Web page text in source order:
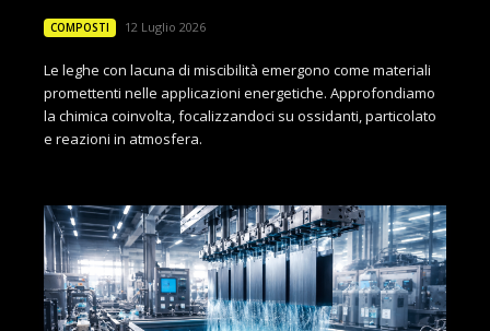
COMPOSTI 12 Luglio 2026
Le leghe con lacuna di miscibilità emergono come materiali
promettenti nelle applicazioni energetiche. Approfondiamo
la chimica coinvolta, focalizzandoci su ossidanti, particolato
e reazioni in atmosfera.